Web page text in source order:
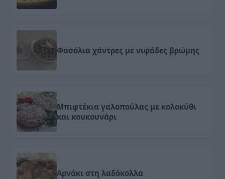
Φασόλια χάντρες με νιφάδες βρώμης
Μπιφτέκια γαλοπούλας με κολοκύθι
και κουκουνάρι
Αρνάκι στη λαδόκολλα